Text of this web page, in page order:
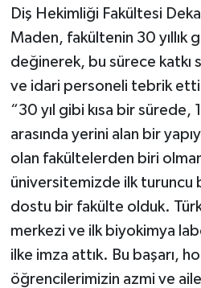
Diş Hekimliği Fakültesi
Maden, fakültenin 30 yıllık
değinerek, bu sürece katkı
ve idari personeli tebrik
“30 yıl gibi kısa bir sürede,
arasında yerini alan bir
olan fakültelerden biri
üniversitemizde ilk turuncu
dostu bir fakülte olduk.
merkezi ve ilk biyokimya
ilke imza attık. Bu başarı,
öğrencilerimizin azmi ve